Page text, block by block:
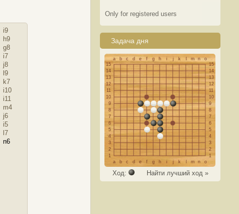
i9
h9
g8
i7
j8
l9
k7
i10
i11
m4
j6
i5
l7
n6
Only for registered users
Задача дня
a b c d e f g h i j k m n
o
15
15
14
14
13
13
12
12
11
11
10
10
9
9
8
8
7
7
6
6
5
5
4
4
3
3
2
2
1
1
a
b c d e f g h i j k m n o
Ход: Найти лучший ход »